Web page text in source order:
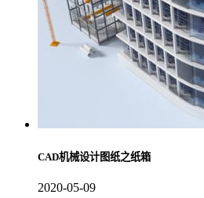
CAD机械设计图纸之纸箱
2020-05-09